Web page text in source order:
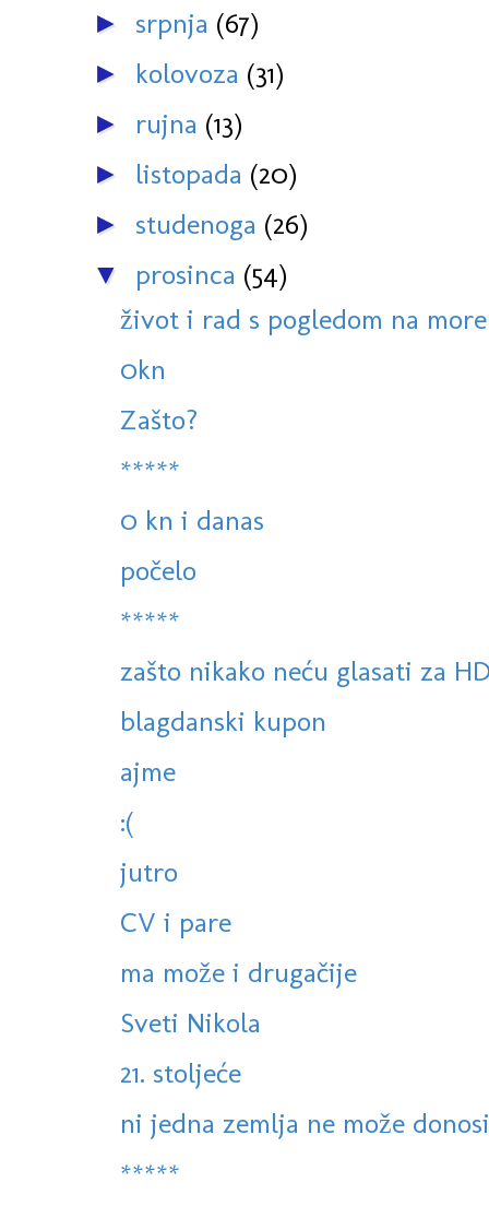
► srpnja (67)
► kolovoza (31)
► rujna (13)
► listopada (20)
► studenoga (26)
▼ prosinca (54)
život i rad s pogledom na more
0kn
Zašto?
*****
0 kn i danas
počelo
*****
zašto nikako neću glasati za
blagdanski kupon
ajme
:(
jutro
CV i pare
ma može i drugačije
Sveti Nikola
21. stoljeće
ni jedna zemlja ne može
*****